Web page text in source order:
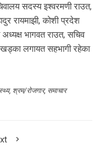
सदस्य इश्वरमणी राउत,
रायमाझी, कोशी प्रदेश
भागवत राउत, सचिव
लगायत सहभागी रहेका
, श्रम/रोजगार, समाचार